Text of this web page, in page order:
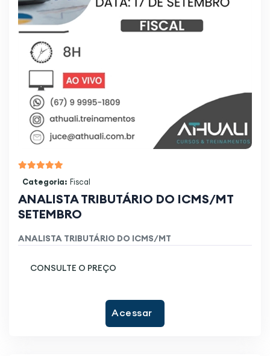
Categoria: Fiscal
ANALISTA TRIBUTÁRIO DO ICMS/MT
SETEMBRO
ANALISTA TRIBUTÁRIO DO ICMS/MT
CONSULTE O PREÇO
Acessar